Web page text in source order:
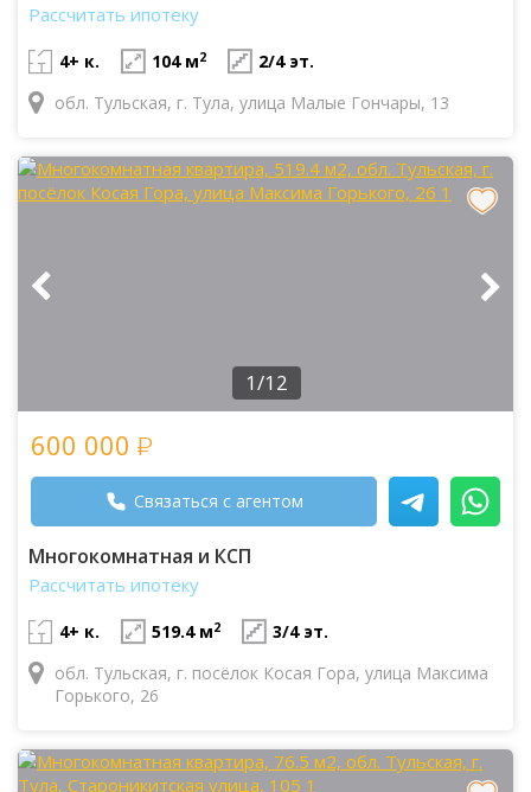
Рассчитать ипотеку
4+ к. 104 м2
2/4 эт.
обл. Тульская, г. Тула, улица Малые Гончары, 13
1/12
600 000
Связаться с агентом
Многокомнатная и КСП
Рассчитать ипотеку
4+ к. 519.4 м2
3/4 эт.
обл. Тульская, г. посёлок Косая Гора, улица Максима
Горького, 26